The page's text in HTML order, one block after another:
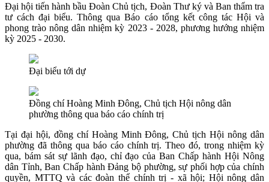
Đại hội tiến hành bầu Đoàn Chủ tịch, Đoàn Thư ký và Ban thẩm tra
tư cách đại biểu. Thông qua Báo cáo tổng kết công tác Hội và
phong trào nông dân nhiệm kỳ 2023 - 2028, phương hướng nhiệm
kỳ 2025 - 2030.
Đại biểu tới dự
Đồng chí Hoàng Minh Đông, Chủ tịch Hội nông dân
phường thông qua báo cáo chính trị
Tại đại hội, đồng chí Hoàng Minh Đông, Chủ tịch Hội nông dân
phường đã thông qua báo cáo chính trị. Theo đó, trong nhiệm kỳ
qua, bám sát sự lãnh đạo, chỉ đạo của Ban Chấp hành Hội Nông
dân Tỉnh, Ban Chấp hành Đảng bộ phường, sự phối hợp của chính
quyền, MTTQ và các đoàn thể chính trị - xã hội; Hội nông dân